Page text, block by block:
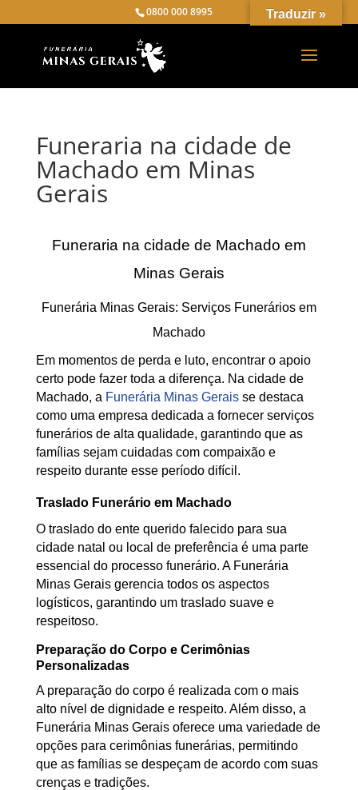
0800 000 8995
Funeraria na cidade de
Machado em Minas
Gerais
Funeraria na cidade de Machado em
Minas Gerais
Funerária Minas Gerais: Serviços Funerários em
Machado
Em momentos de perda e luto, encontrar o apoio
certo pode fazer toda a diferença. Na cidade de
Machado, a Funerária Minas Geraisse destaca
como uma empresa dedicada a fornecer serviços
funerários de alta qualidade, garantindo que as
famílias sejam cuidadas com compaixão e
respeito durante esse período difícil.
Traslado Funerário em Machado
O traslado do ente querido falecido para sua
cidade natal ou local de preferência é uma parte
essencial do processo funerário. A Funerária
Minas Gerais gerencia todos os aspectos
logísticos, garantindo um traslado suave e
respeitoso.
Preparação do Corpo e Cerimônias
Personalizadas
A preparação do corpo é realizada com o mais
alto nível de dignidade e respeito. Além disso, a
Funerária Minas Gerais oferece uma variedade de
opções para cerimônias funerárias, permitindo
que as famílias se despeçam de acordo com suas
crenças e tradições.
Traduzir »